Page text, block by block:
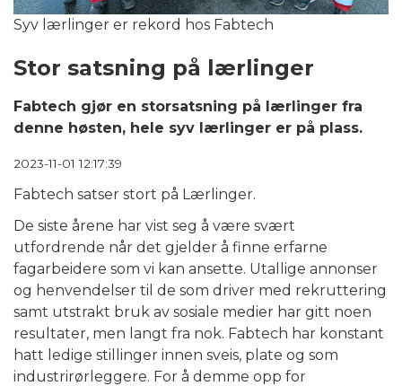
SVEISING
VARMEBEHANDLING
LOGISTIKK
MASKINERING
OPPDRETTSNÆRING
NYHETER
KONTAKT
Syv lærlinger er rekord hos Fabtech
Stor satsning på lærlinger
Fabtech gjør en storsatsning på lærlinger fra
denne høsten, hele syv lærlinger er på plass.
2023-11-01 12:17:39
Fabtech satser stort på Lærlinger.
De siste årene har vist seg å være svært
utfordrende når det gjelder å finne erfarne
fagarbeidere som vi kan ansette. Utallige annonser
og henvendelser til de som driver med rekruttering
samt utstrakt bruk av sosiale medier har gitt noen
resultater, men langt fra nok. Fabtech har konstant
hatt ledige stillinger innen sveis, plate og som
industrirørleggere. For å demme opp for